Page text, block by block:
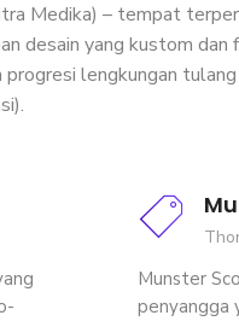
Medika) – tempat
desain yang kustom dan
lengkungan
Munster
penyangga